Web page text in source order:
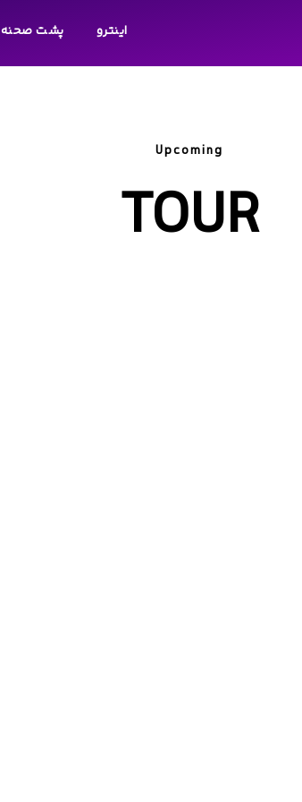
اینترو پشت صحنه
Upcoming
TOUR